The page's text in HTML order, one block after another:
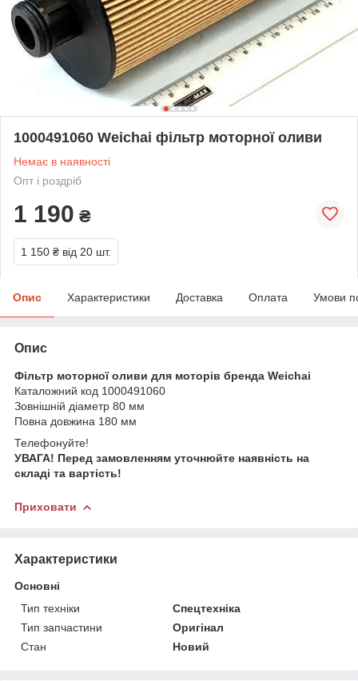
1000491060 Weichai фільтр моторної оливи
Немає в наявності
Опт і роздріб
1 190 ₴
1 150 ₴ від 20 шт.
Опис Характеристики Доставка Оплата Умови
Опис
Фільтр моторної оливи для моторів бренда Weichai
Каталожний код 1000491060
Зовнішній діаметр 80 мм
Повна довжина 180 мм
Телефонуйте!
УВАГА! Перед замовленням уточнюйте наявність на
складі та вартість!
Приховати
Характеристики
Основні
Тип техніки
Спецтехніка
Тип запчастини
Оригінал
Стан
Новий